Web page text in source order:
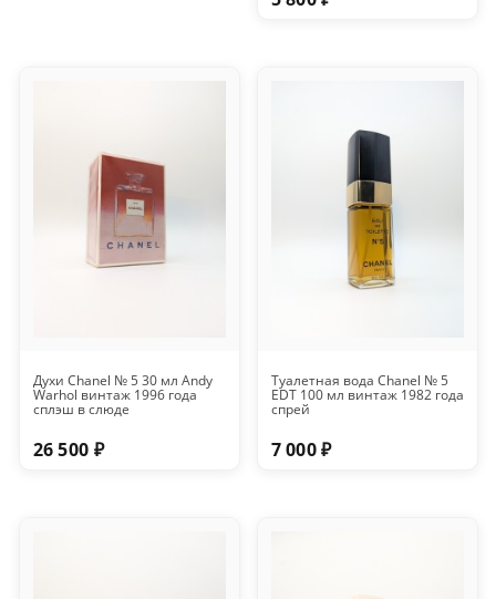
Духи Chanel № 5 30 мл Andy
Warhol винтаж 1996 года
сплэш в слюде
26 500 ₽
Туалетная вода Chanel № 5
EDT 100 мл винтаж 1982 года
спрей
7 000 ₽